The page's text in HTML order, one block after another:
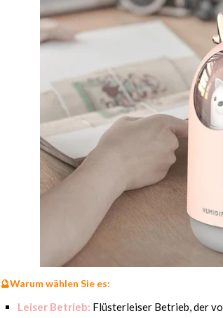
🔮Warum wählen Sie es:
Leiser Betrieb: Flüsterleiser Betrieb, der